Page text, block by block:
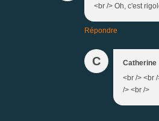
<br /> Oh, c'est
Répondre
C Catherine
<br /> <br
/> <br />